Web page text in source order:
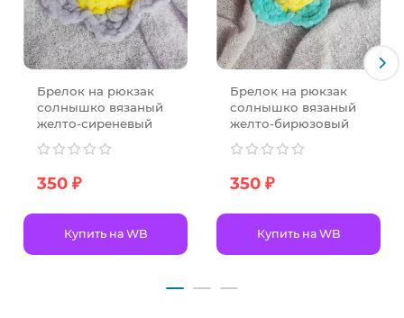
Брелок на рюкзак
солнышко вязаный
желто-сиреневый
350 ₽
Купить на WB
Брелок на рюкзак
солнышко вязаный
желто-бирюзовый
350 ₽
Купить на WB